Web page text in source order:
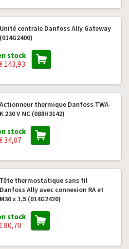
Unité centrale Danfoss Ally Gateway
(014G2400)
stock
143,93
Actionneur thermique Danfoss TWA-
K 230 V NC (088H3142)
stock
34,07
Tête thermostatique sans fil
Danfoss Ally avec connexion RA et
M30 x 1,5 (014G2420)
stock
80,70